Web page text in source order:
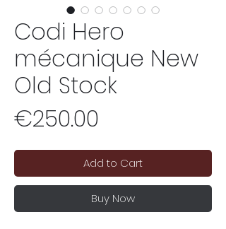
Codi Hero
mécanique New
Old Stock
€250.00
Add to Cart
Buy Now